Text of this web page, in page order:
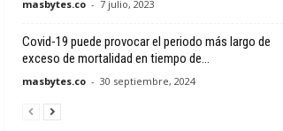
masbytes.co - 7 julio, 2023
Covid-19 puede provocar el periodo más largo de
exceso de mortalidad en tiempo de...
masbytes.co - 30 septiembre, 2024